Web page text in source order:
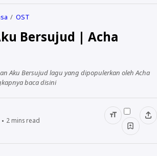
OST
Bersujud | Acha
Aku Bersujud lagu yang dipopulerkan oleh Acha
baca disini
2mins read